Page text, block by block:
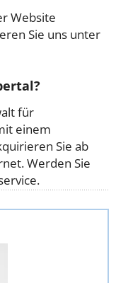
Website
Sie uns unter
für
einem
Sie ab
Werden Sie